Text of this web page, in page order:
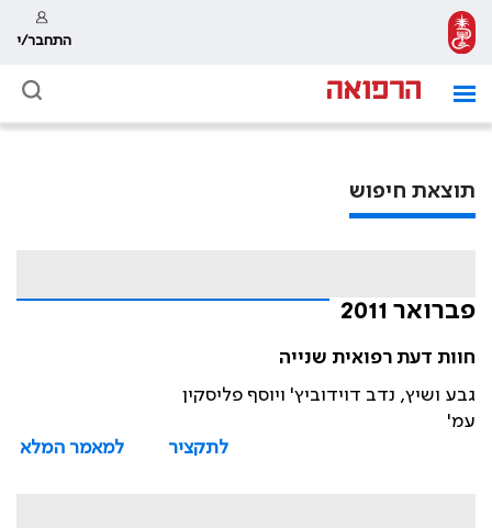
התחבר/י
תוצאת חיפוש
פברואר 2011
חוות דעת רפואית שנייה
גבע ושיץ, נדב דוידוביץ' ויוסף פליסקין
עמ'
לתקציר
למאמר המלא